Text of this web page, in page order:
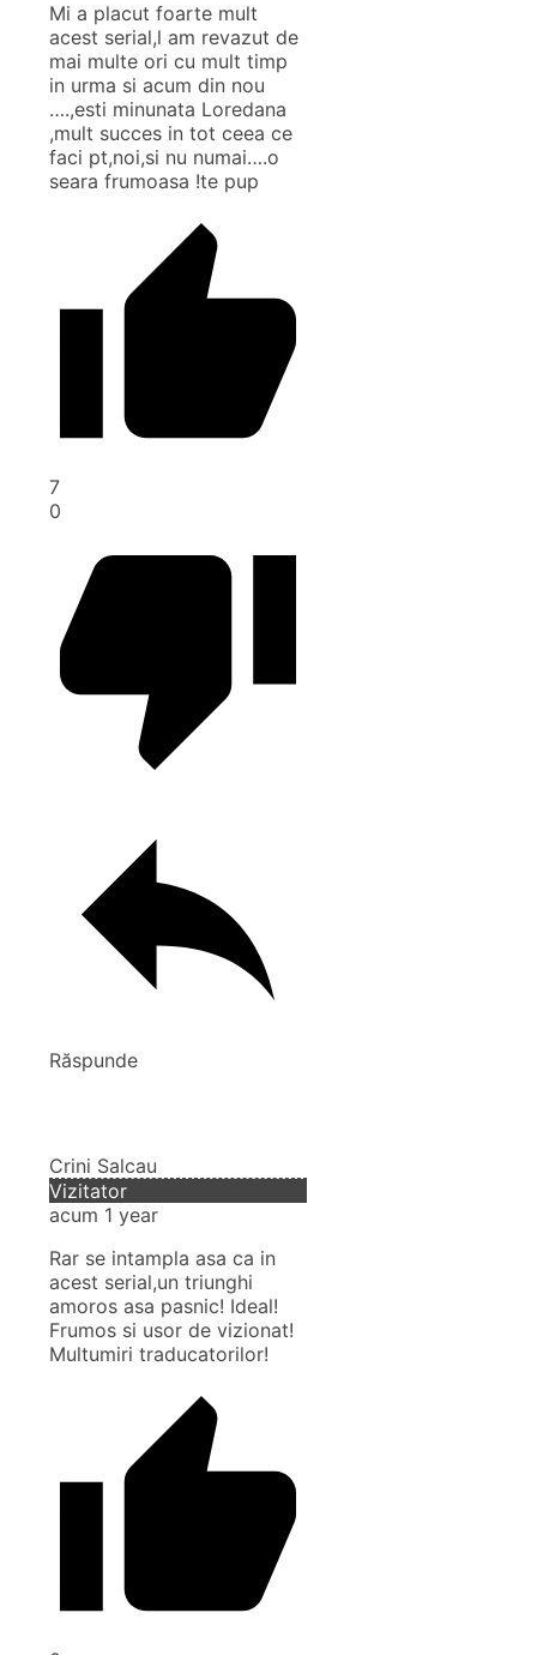
Mi a placut foarte mult
acest serial,l am revazut de
mai multe ori cu mult timp
in urma si acum din nou
….,esti minunata Loredana
,mult succes in tot ceea ce
faci pt,noi,si nu numai….o
seara frumoasa !te pup
7
0
Răspunde
Crini Salcau
Vizitator
acum 1 year
Rar se intampla asa ca in
acest serial,un triunghi
amoros asa pasnic! Ideal!
Frumos si usor de vizionat!
Multumiri traducatorilor!